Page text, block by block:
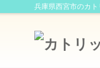
兵庫県西宮市のカ